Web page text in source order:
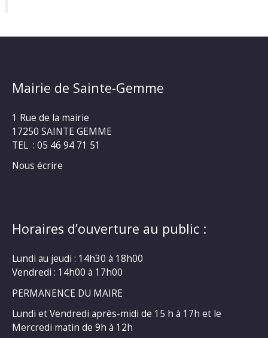
Mairie de Sainte-Gemme
1 Rue de la mairie
17250 SAINTE GEMME
TEL : 05 46 94 71 51
Nous écrire
Horaires d’ouverture au public :
Lundi au jeudi : 14h30 à 18h00
Vendredi : 14h00 à 17h00
PERMANENCE DU MAIRE
Lundi et Vendredi après-midi de 15 h à 17h et le
Mercredi matin de 9h à 12h